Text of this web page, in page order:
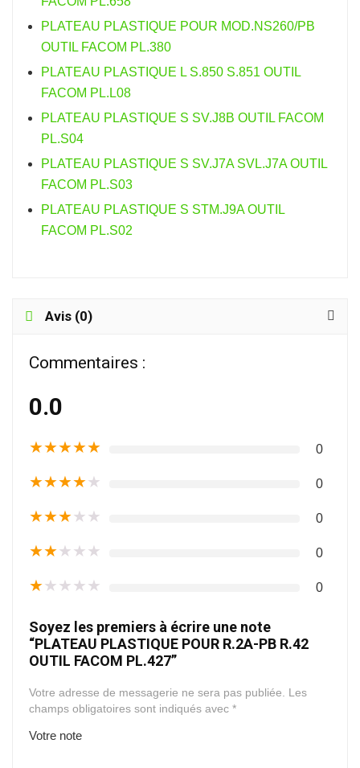
PLATEAU PLASTIQUE POUR MOD.NS260/PB
OUTIL FACOM PL.380
PLATEAU PLASTIQUE L S.850 S.851 OUTIL
FACOM PL.L08
PLATEAU PLASTIQUE S SV.J8B OUTIL FACOM
PL.S04
PLATEAU PLASTIQUE S SV.J7A SVL.J7A OUTIL
FACOM PL.S03
PLATEAU PLASTIQUE S STM.J9A OUTIL
FACOM PL.S02
Avis (0)
Commentaires :
0.0
★★★★★ 0
★★★★★ 0
★★★★★ 0
★★★★★ 0
★★★★★ 0
Soyez les premiers à écrire une note
“PLATEAU PLASTIQUE POUR R.2A-PB R.42
OUTIL FACOM PL.427”
Votre adresse de messagerie ne sera pas publiée.
Les
champs obligatoires sont indiqués avec *
Votre note